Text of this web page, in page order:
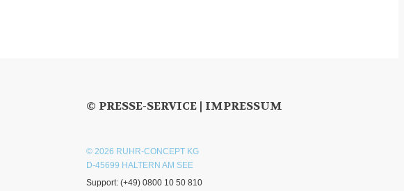
© PRESSE-SERVICE | IMPRESSUM
© 2026 RUHR-CONCEPT KG
D-45699 HALTERN AM SEE
Support: (+49) 0800 10 50 810